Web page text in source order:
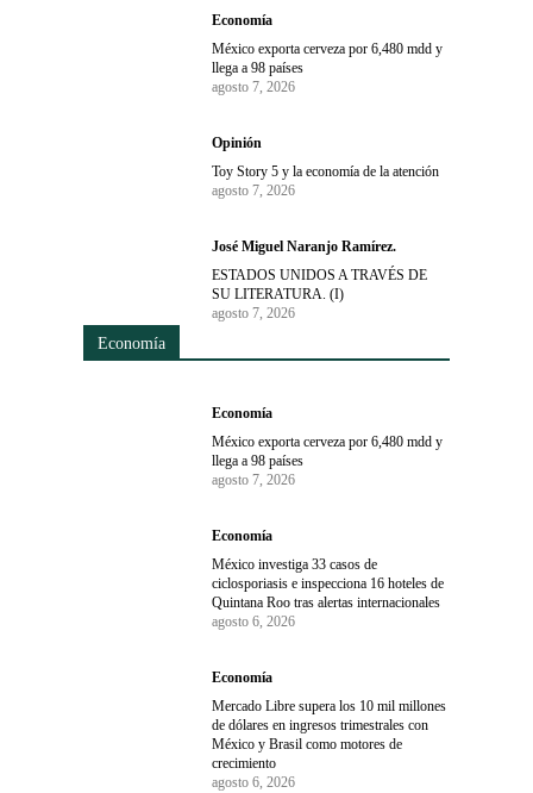
Economía
México exporta cerveza por 6,480 mdd y
llega a 98 países
agosto 7, 2026
Opinión
Toy Story 5 y la economía de la atención
agosto 7, 2026
José Miguel Naranjo Ramírez.
ESTADOS UNIDOS A TRAVÉS DE
SU LITERATURA. (I)
agosto 7, 2026
Economía
Economía
México exporta cerveza por 6,480 mdd y
llega a 98 países
agosto 7, 2026
Economía
México investiga 33 casos de
ciclosporiasis e inspecciona 16 hoteles de
Quintana Roo tras alertas internacionales
agosto 6, 2026
Economía
Mercado Libre supera los 10 mil millones
de dólares en ingresos trimestrales con
México y Brasil como motores de
crecimiento
agosto 6, 2026